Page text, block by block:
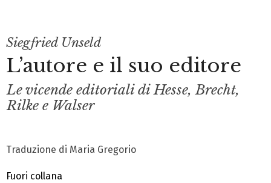
Siegfried Unseld
L’autore e il suo editore
Le vicende editoriali di Hesse, Brecht,
Rilke e Walser
Traduzione di Maria Gregorio
Fuori collana